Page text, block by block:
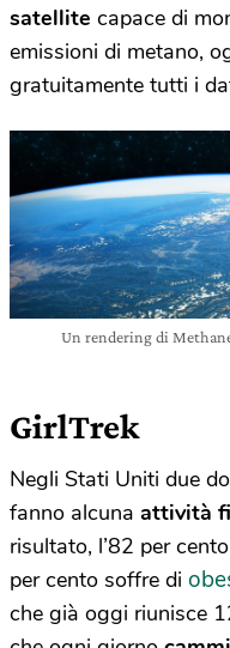
satellite capace di
emissioni di metano,
gratuitamente tutti i
Un rendering di
GirlTrek
Negli Stati Uniti due
fanno alcuna attività
risultato, l’82 per
per cento soffre di
che già oggi riunisce